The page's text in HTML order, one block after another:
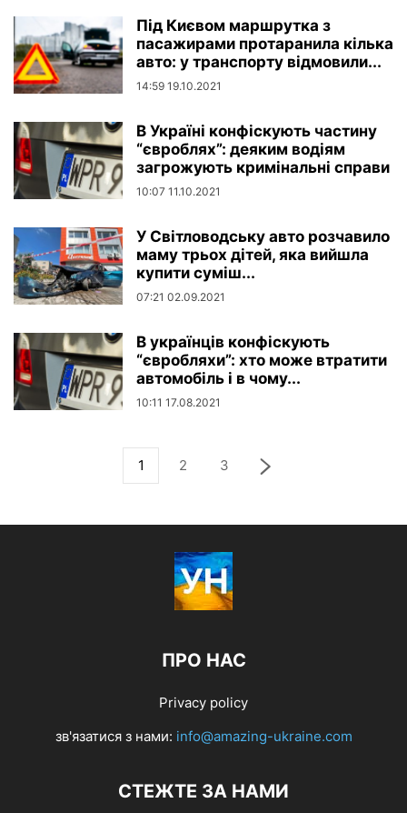
Під Києвом маршрутка з
пасажирами протаранила кілька
авто: у транспорту відмовили...
14:59 19.10.2021
В Україні конфіскують частину
“євроблях”: деяким водіям
загрожують кримінальні справи
10:07 11.10.2021
У Світловодську авто розчавило
маму трьох дітей, яка вийшла
купити суміш...
07:21 02.09.2021
В українців конфіскують
“євробляхи”: хто може втратити
автомобіль і в чому...
10:11 17.08.2021
1 2 3
ПРО НАС
Privacy policy
зв'язатися з нами: info@amazing-ukraine.com
СТЕЖТЕ ЗА НАМИ